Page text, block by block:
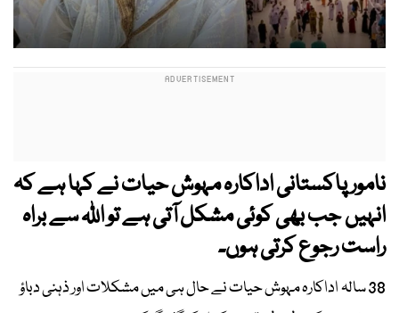
نامور پاکستانی اداکارہ مہوش حیات نے کہا ہے کہ
انہیں جب بھی کوئی مشکل آتی ہے تو اللہ سے براہ
راست رجوع کرتی ہوں۔
38 سالہ اداکارہ مہوش حیات نے حال ہی میں مشکلات اور ذہنی دباؤ